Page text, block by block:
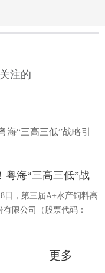
注的
粤海“三高三低”战
8日，第三届A+水产饲料高
限公司（股票代码：···
更多
核心，搭配专项法规、
养殖成本及猪肉产品，